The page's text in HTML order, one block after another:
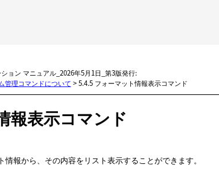
ョン マニュアル_2026年5月1日_第3版発行:
管理コマンドについて >5.4.5 フォーマット情報表示コマンド
報表示コマンド
報から、その内容をリスト表示することができます。